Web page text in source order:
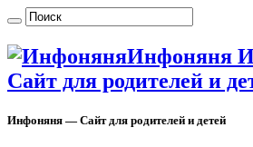
Инфоняня
Сайт для родителей и
Инфоняня — Сайт для родителей и детей